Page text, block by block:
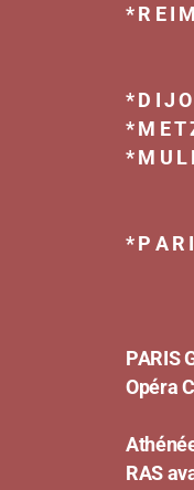
* R E I
7 et
27
* D I J O
* M E T
* M U L
15
27
* P A R
A
Du
Du
Opéra
Du
RAS